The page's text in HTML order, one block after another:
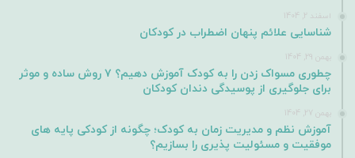
اسفند 2, 1404
شناسایی علائم پنهان اضطراب در کودکان
بهمن 29, 1404
چطوری مسواک زدن را به کودک آموزش دهیم؟ ۷ روش ساده و موثر
برای جلوگیری از پوسیدگی دندان کودکان
بهمن 27, 1404
آموزش نظم و مدیریت زمان به کودک؛ چگونه از کودکی پایه های
موفقیت و مسئولیت پذیری را بسازیم؟